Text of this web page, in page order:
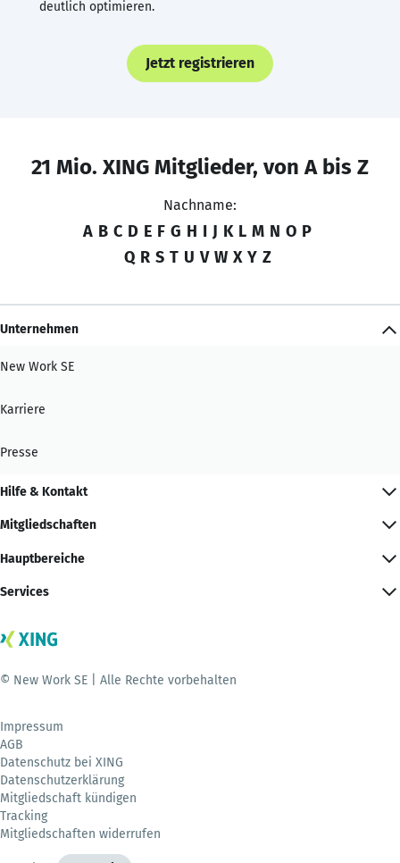
deutlich optimieren.
Jetzt registrieren
21 Mio. XING Mitglieder, von A bis Z
Nachname:
A B C D E F G H I J K L M N O P
Q R S T U V W X Y Z
Unternehmen
New Work SE
Karriere
Presse
Hilfe & Kontakt
Mitgliedschaften
Hauptbereiche
Services
© New Work SE | Alle Rechte vorbehalten
Impressum
AGB
Datenschutz bei XING
Datenschutzerklärung
Mitgliedschaft kündigen
Tracking
Mitgliedschaften widerrufen